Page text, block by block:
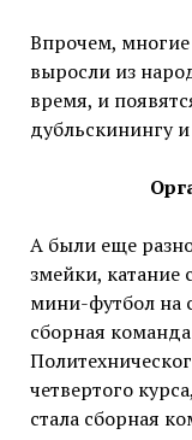
Впрочем,
выросли из
время, и
дубльскинингу
А были еще
змейки, катание
мини-футбол на
сборная
четвертого
стала сборная